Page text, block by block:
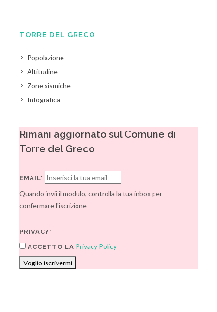
TORRE DEL GRECO
Popolazione
Altitudine
Zone sismiche
Infografica
Rimani aggiornato sul Comune di
Torre del Greco
EMAIL*
Quando invii il modulo, controlla la tua inbox per
confermare l'iscrizione
PRIVACY*
ACCETTO LA Privacy Policy
Voglio iscrivermi